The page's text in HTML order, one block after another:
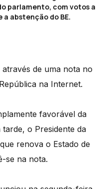
parlamento, com votos a
a abstenção do BE.
de uma nota no
na Internet.
favorável da
tarde, o Presidente da
renova o Estado de
se na nota.